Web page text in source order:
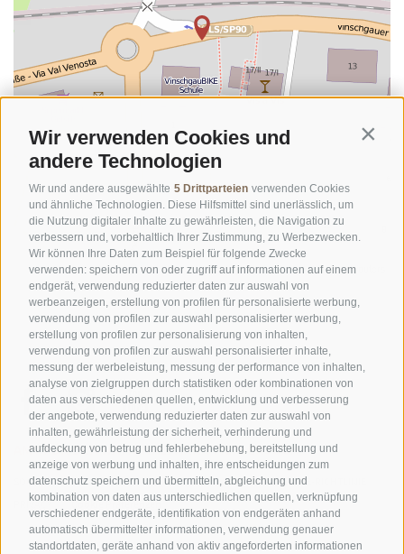
Wir verwenden Cookies und
andere Technologien
Wir und andere ausgewählte 5 Drittparteien verwenden Cookies
und ähnliche Technologien. Diese Hilfsmittel sind unerlässlich, um
die Nutzung digitaler Inhalte zu gewährleisten, die Navigation zu
verbessern und, vorbehaltlich Ihrer Zustimmung, zu Werbezwecken.
Wir können Ihre Daten zum Beispiel für folgende Zwecke
verwenden: speichern von oder zugriff auf informationen auf einem
endgerät, verwendung reduzierter daten zur auswahl von
werbeanzeigen, erstellung von profilen für personalisierte werbung,
verwendung von profilen zur auswahl personalisierter werbung,
erstellung von profilen zur personalisierung von inhalten,
verwendung von profilen zur auswahl personalisierter inhalte,
messung der werbeleistung, messung der performance von inhalten,
analyse von zielgruppen durch statistiken oder kombinationen von
daten aus verschiedenen quellen, entwicklung und verbesserung
der angebote, verwendung reduzierter daten zur auswahl von
inhalten, gewährleistung der sicherheit, verhinderung und
aufdeckung von betrug und fehlerbehebung, bereitstellung und
anzeige von werbung und inhalten, ihre entscheidungen zum
datenschutz speichern und übermitteln, abgleichung und
kombination von daten aus unterschiedlichen quellen, verknüpfung
verschiedener endgeräte, identifikation von endgeräten anhand
automatisch übermittelter informationen, verwendung genauer
standortdaten, geräte anhand von aktiv angeforderten informationen
©OpenStreetMapcontributors
AMT FÜR DEN NATIONALPARK STILFSERJOCH
SOCIAL-MEDIA-RICHTLINIEN | IMPRESSUM | SITEMAP | COOKIE-RICHTLINIE
PRIVACY | Cookie Präferenzen